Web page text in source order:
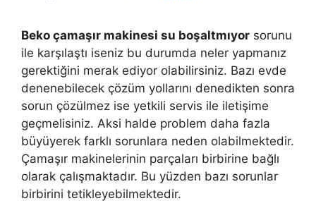
Beko çamaşır makinesi su boşaltmıyor sorunu
ile karşılaştı iseniz bu durumda neler yapmanız
gerektiğini merak ediyor olabilirsiniz. Bazı evde
denenebilecek çözüm yollarını denedikten sonra
sorun çözülmez ise yetkili servis ile iletişime
geçmelisiniz. Aksi halde problem daha fazla
büyüyerek farklı sorunlara neden olabilmektedir.
Çamaşır makinelerinin parçaları birbirine bağlı
olarak çalışmaktadır. Bu yüzden bazı sorunlar
birbirini tetikleyebilmektedir.